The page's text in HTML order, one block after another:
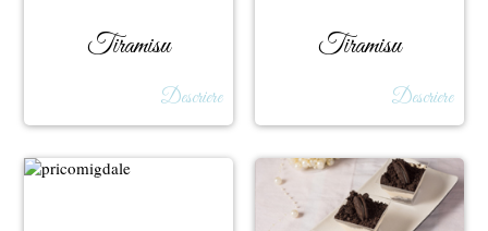
Tiramisu
Descriere
Tiramisu
Descriere